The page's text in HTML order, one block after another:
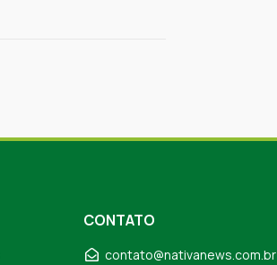
CONTATO
contato@nativanews.com.br